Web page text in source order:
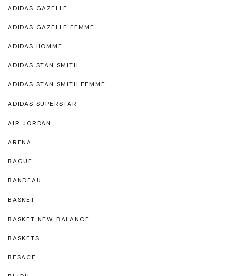
ADIDAS GAZELLE
ADIDAS GAZELLE FEMME
ADIDAS HOMME
ADIDAS STAN SMITH
ADIDAS STAN SMITH FEMME
ADIDAS SUPERSTAR
AIR JORDAN
ARENA
BAGUE
BANDEAU
BASKET
BASKET NEW BALANCE
BASKETS
BESACE